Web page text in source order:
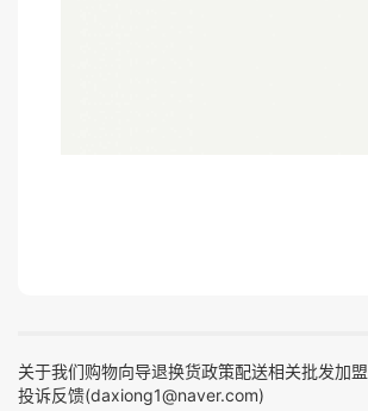
关于我们购物向导退换货政策配送相关批发加盟
投诉反馈(daxiong1@naver.com)